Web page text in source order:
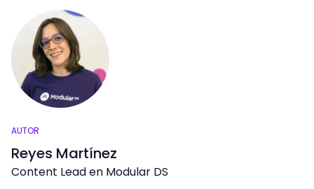
AUTOR
Reyes Martínez
Content Lead en Modular DS